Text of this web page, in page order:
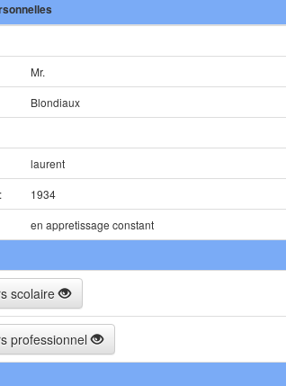
Mr.
Blondiaux
laurent
1934
en appretissage constant
scolaire
professionnel